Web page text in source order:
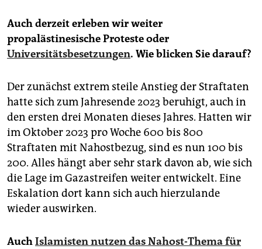
Auch derzeit erleben wir weiter
propalästinesische Proteste oder
Universitätsbesetzungen. Wie blicken Sie darauf?
Der zunächst extrem steile Anstieg der Straftaten
hatte sich zum Jahresende 2023 beruhigt, auch in
den ersten drei Monaten dieses Jahres. Hatten wir
im Oktober 2023 pro Woche 600 bis 800
Straftaten mit Nahostbezug, sind es nun 100 bis
200. Alles hängt aber sehr stark davon ab, wie sich
die Lage im Gazastreifen weiter entwickelt. Eine
Eskalation dort kann sich auch hierzulande
wieder auswirken.
AuchIslamisten nutzen das Nahost-Thema für